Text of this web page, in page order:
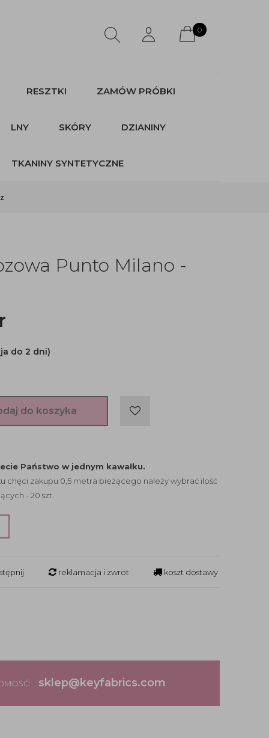
0
RESZTKI ZAMÓW PRÓBKI
LNY SKÓRY DZIANINY
TKANINY SYNTETYCZNE
Punto Milano -
do 2 dni)
do koszyka
Państwo w jednym kawałku.
chęci zakupu 0,5 metra bieżącego należy wybrać ilość
- 20 szt.
reklamacja i zwrot koszt dostawy
sklep@keyfabrics.com